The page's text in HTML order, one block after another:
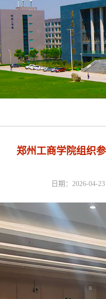
郑州工商学院组织
日期：2026-04-